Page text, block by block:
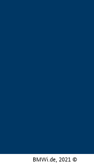
BMWi.de, 2021 ©